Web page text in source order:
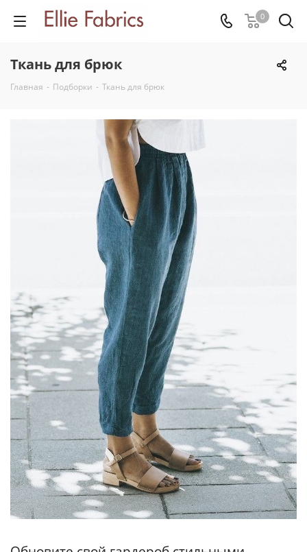
0
Ткань для брюк
Главная - Подборки - Ткань для брюк